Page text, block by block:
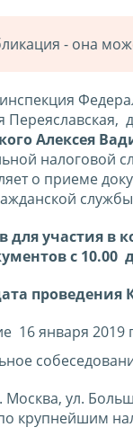
- она
Алексея
налоговой
о приеме
участия в
с 10.00
проведения
16 января 2019
Москва, ул.
крупнейшим